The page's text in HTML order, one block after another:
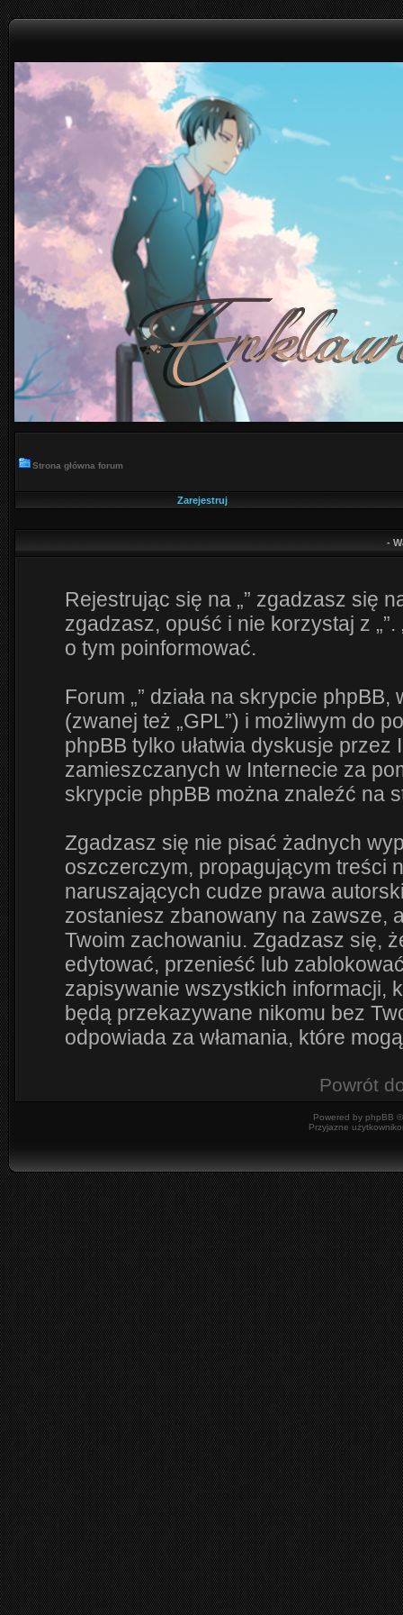
Strona główna forum
Zarejestruj
-
Rejestrując się na „” zgadzasz się
zgadzasz, opuść i nie korzystaj z
o tym poinformować.
Forum „” działa na skrypcie
(zwanej też „GPL”) i możliwym do
phpBB tylko ułatwia dyskusje
zamieszczanych w Internecie za
skrypcie phpBB można znaleźć na
Zgadzasz się nie pisać żadnych
oszczerczym, propagującym treści
naruszających cudze prawa
zostaniesz zbanowany na zawsze,
Twoim zachowaniu. Zgadzasz się,
edytować, przenieść lub
zapisywanie wszystkich informacji,
będą przekazywane nikomu bez
odpowiada za włamania, które
Powrót
Powered by phpBB
Przyjazne